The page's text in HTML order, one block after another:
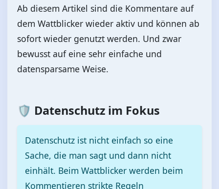
Ab diesem Artikel sind die Kommentare auf
dem Wattblicker wieder aktiv und können ab
sofort wieder genutzt werden. Und zwar
bewusst auf eine sehr einfache und
datensparsame Weise.
🛡️ Datenschutz im Fokus
Datenschutz ist nicht einfach so eine
Sache, die man sagt und dann nicht
einhält. Beim Wattblicker werden beim
Kommentieren strikte Regeln